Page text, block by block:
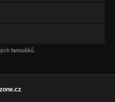
fanoušků.